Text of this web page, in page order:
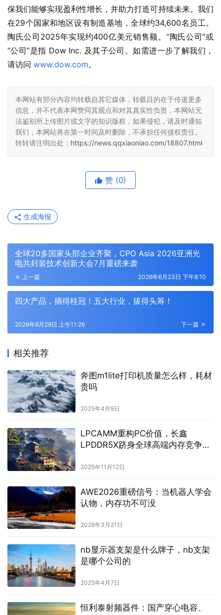
保我们能够实现盈利性增长，并助力打造可持续未来。我们
在29个国家和地区设有制造基地，全球约34,600名员工。
陶氏公司2025年实现约400亿美元销售额。“陶氏公司”或
“公司”是指 Dow Inc. 及其子公司。如需进一步了解我们，
请访问 www.dow.com。
本网站有部分内容均转载自其它媒体，转载目的在于传递更多
信息，并不代表本网赞同其观点和对其真实性负责，本网站无
法鉴别所上传图片或文字的知识版权，如果侵犯，请及时通知
我们，本网站将在第一时间及时删除，不承担任何侵权责任。
转转请注明出处： https://news.qqxiaoniao.com/18807.html
赞 (0)
生成海报
全球20多国家头部企业齐聚，CPO Asia 2026亚洲光
电共封装技术创新大会7月重磅来袭
上一篇 2026年6月23日 下午8:10
四大产品，摘得桂冠！五大行业，拔得头筹！
下一篇
2026年6月29日 上午11:26
相关推荐
奔图m1lite打印机质量怎么样，耗材
贵吗
2025年4月9日
LPCAMM重构PC价值，长鑫
LPDDR5X跻身全球高端内存竞争序
2025年11月12日
AWE2026重磅信号：当机器人学会
认物，内存功不可没
2026年3月21日
nb显示器支架是什么牌子，nb支架
是哪个公司的
2025年4月7日
恒利泰射频器件：国产穿心电容、